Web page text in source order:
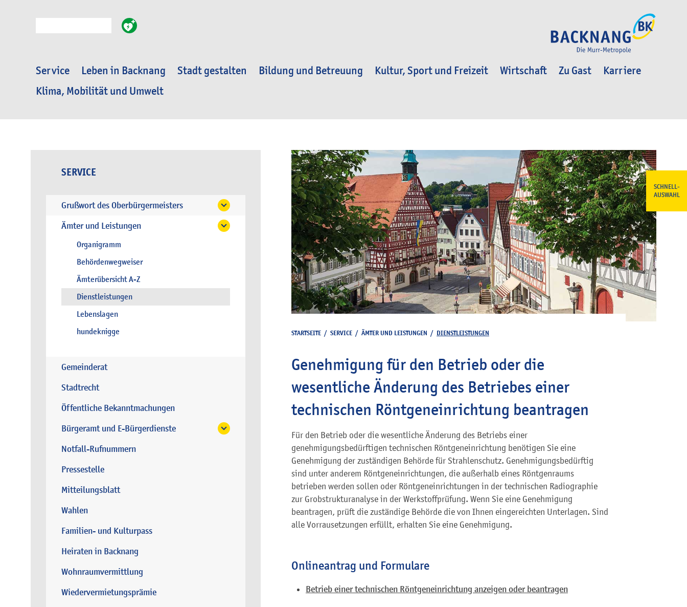
Service Leben in Backnang Stadt gestalten Bildung und Betreuung Kultur, Sport und Freizeit Wirtschaft Zu Gast
Karriere
Klima, Mobilität und Umwelt
SCHNELL-
AUSWAHL
SERVICE
Grußwort des Oberbürgermeisters
Ämter und Leistungen
Organigramm
Behördenwegweiser
Ämterübersicht A-Z
Dienstleistungen
Lebenslagen
hundeknigge
Gemeinderat
Stadtrecht
Öffentliche Bekanntmachungen
Bürgeramt und E-Bürgerdienste
Notfall-Rufnummern
Pressestelle
Mitteilungsblatt
Wahlen
Familien- und Kulturpass
Heiraten in Backnang
Wohnraumvermittlung
Wiedervermietungsprämie
STARTSEITE / SERVICE / ÄMTER UND LEISTUNGEN / DIENSTLEISTUNGEN
Genehmigung für den Betrieb oder die
wesentliche Änderung des Betriebes einer
technischen Röntgeneinrichtung beantragen
Für den Betrieb oder die wesentliche Änderung des Betriebs einer
genehmigungsbedürftigen technischen Röntgeneinrichtung benötigen Sie eine
Genehmigung der zuständigen Behörde für Strahlenschutz. Genehmigungsbedürftig
sind unter anderem Röntgeneinrichtungen, die außerhalb eines Röntgenraums
betrieben werden sollen oder Röntgeneinrichtungen in der technischen Radiographie
zur Grobstrukturanalyse in der Werkstoffprüfung. Wenn Sie eine Genehmigung
beantragen, prüft die zuständige Behörde die von Ihnen eingereichten Unterlagen. Sind
alle Vorrausetzungen erfüllt, erhalten Sie eine Genehmigung.
Onlineantrag und Formulare
Betrieb einer technischen Röntgeneinrichtung anzeigen oder beantragen